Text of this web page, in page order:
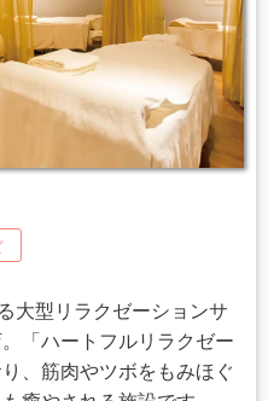
大型リラクゼーションサ
「ハートフルリラクゼー
、筋肉やツボをもみほぐ